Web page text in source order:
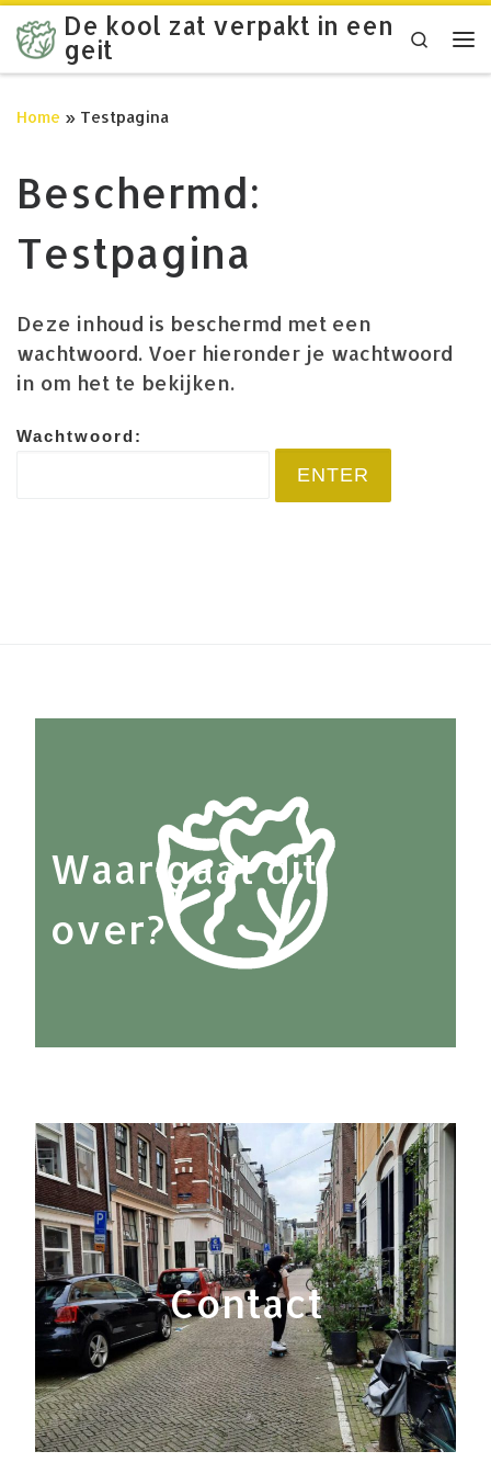
Ga naar inhoud
De kool zat verpakt in een
geit
Search
Home » Testpagina
Beschermd:
Testpagina
Deze inhoud is beschermd met een
wachtwoord. Voer hieronder je wachtwoord
in om het te bekijken.
Wachtwoord:
Waar gaat dit
over?
Contact